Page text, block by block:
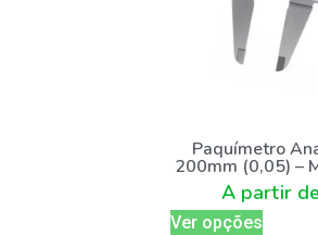
Paquímetro
200mm (0,05) –
A partir
Ver opções